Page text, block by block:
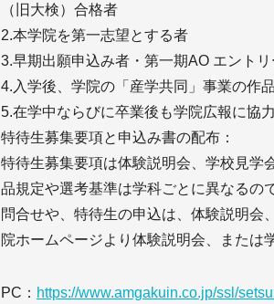
（旧大検）合格者
2.本学院を第一志望とする者
3.早期出願申込み者・第一期AO エント
4.入学後、学院の「産学共同」事業の作
5.在学中ならびに卒業後も学院広報に協
特待生募集要項と申込み書の配布：
特待生募集要項は体験説明会、学校見学
品規定や選考基準は学科ごとに異なるの
問合せや、特待生の申込は、体験説明会
院ホームページより体験説明会、または
PC： https://www.amgakuin.co.jp/ssl/